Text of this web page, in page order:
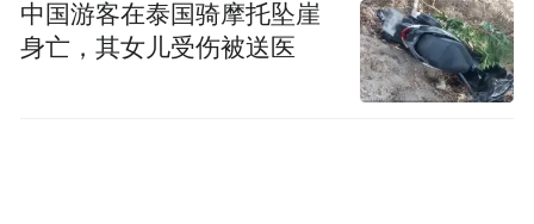
中国游客在泰国骑摩托坠崖
身亡，其女儿受伤被送医